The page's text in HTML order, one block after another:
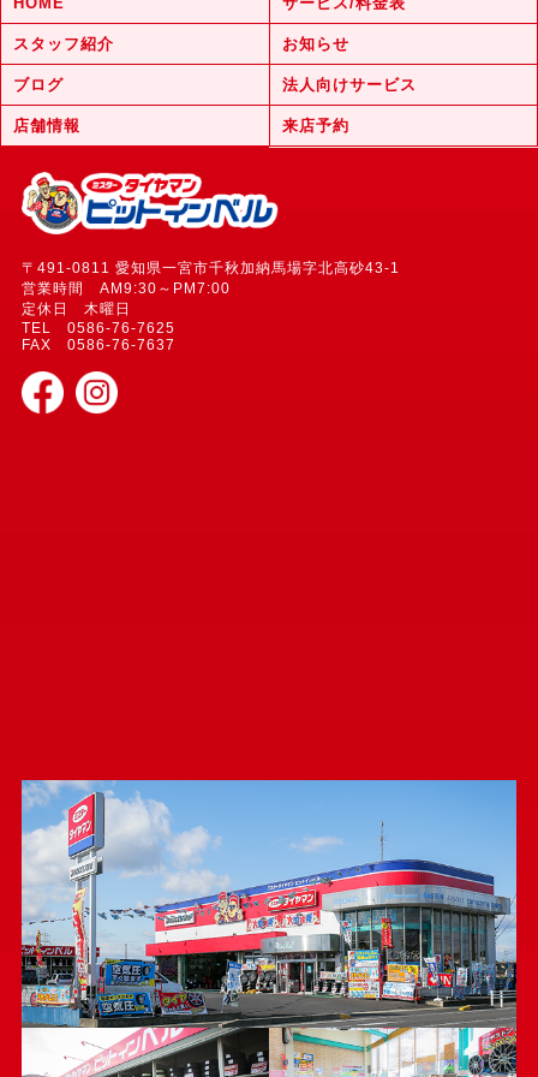
スタッフ紹介 お知らせ
ブログ 法人向けサービス
店舗情報 来店予約
〒491-0811 愛知県一宮市千秋加納馬場字北高砂43-1
営業時間 AM9:30～PM7:00
定休日 木曜日
TEL 0586-76-7625
FAX 0586-76-7637